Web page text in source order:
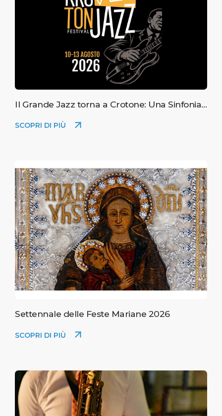
Il Grande Jazz torna a Crotone: Una Sinfonia
SCOPRI DI PIÙ
Settennale delle Feste Mariane 2026
SCOPRI DI PIÙ